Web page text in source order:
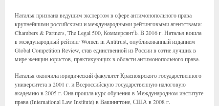
Наталья признана ведущим экспертом в сфере антимонопольного права
крупнейшими российскими и международными рейтинговыми агентствами:
Chambers & Partners, The Legal 500, КоммерсантЪ. В 2016 г. Наталья вошла
в международный рейтинг Women in Antitrust, опубликованный изданием
Global Competition Review, став единственной из России в сотне лучших в
мире женщин-юристов, практикующих в области антимонопольного права.
Наталья окончила юридический факультет Красноярского государственного
университета в 2001 г. и Всероссийскую государственную налоговую
академию в 2005 г. Она прошла курс обучения в Международном институте
права (International Law Institute) в Вашингтоне, США в 2008 г.